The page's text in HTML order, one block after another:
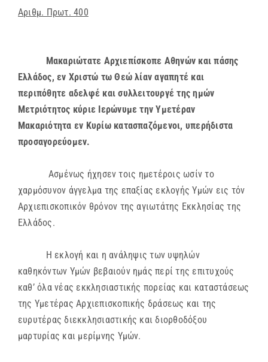
Αριθμ. Πρωτ. 400
Μακαριώτατε Αρχιεπίσκοπε Αθηνών και πάσης
Ελλάδος, εν Χριστώ τω Θεώ λίαν αγαπητέ και
περιπόθητε αδελφέ και συλλειτουργέ της ημών
Μετριότητος κύριε Ιερώνυμε την Υμετέραν
Μακαριότητα εν Κυρίω κατασπαζόμενοι, υπερήδιστα
προσαγορεύομεν.
Ασμένως ήχησεν τοις ημετέροις ωσίν το
χαρμόσυνον άγγελμα της επαξίας εκλογής Υμών εις τόν
Αρχιεπισκοπικόν θρόνον της αγιωτάτης Εκκλησίας της
Ελλάδος.
Η εκλογή και η ανάληψις των υψηλών
καθηκόντων Υμών βεβαιούν ημάς περί της επιτυχούς
καθ’ όλα νέας εκκλησιαστικής πορείας και καταστάσεως
της Υμετέρας Αρχιεπισκοπικής δράσεως και της
ευρυτέρας διεκκλησιαστικής και διορθοδόξου
μαρτυρίας και μερίμνης Υμών.